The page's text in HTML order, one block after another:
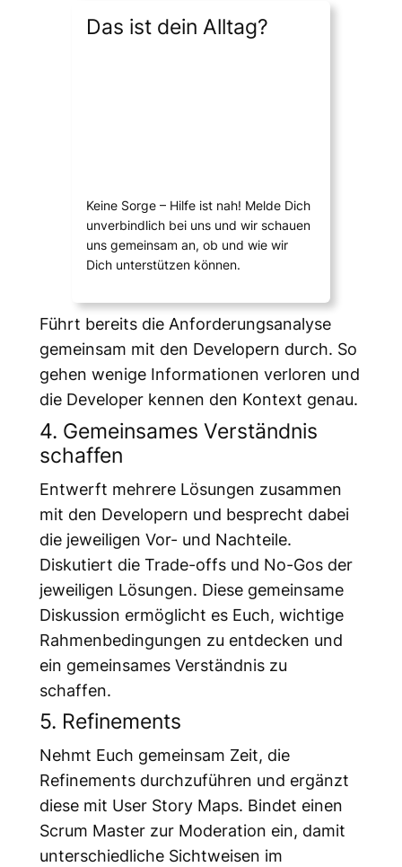
Das ist dein Alltag?
Keine Sorge – Hilfe ist nah! Melde Dich
unverbindlich bei uns und wir schauen
uns gemeinsam an, ob und wie wir
Dich unterstützen können.
Führt bereits die Anforderungsanalyse
gemeinsam mit den Developern durch. So
gehen wenige Informationen verloren und
die Developer kennen den Kontext genau.
4. Gemeinsames Verständnis
schaffen
Entwerft mehrere Lösungen zusammen
mit den Developern und besprecht dabei
die jeweiligen Vor- und Nachteile.
Diskutiert die Trade-offs und No-Gos der
jeweiligen Lösungen. Diese gemeinsame
Diskussion ermöglicht es Euch, wichtige
Rahmenbedingungen zu entdecken und
ein gemeinsames Verständnis zu
schaffen.
5. Refinements
Nehmt Euch gemeinsam Zeit, die
Refinements durchzuführen und ergänzt
diese mit User Story Maps. Bindet einen
Scrum Master zur Moderation ein, damit
unterschiedliche Sichtweisen im